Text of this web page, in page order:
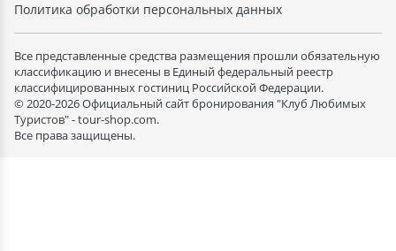
Политика обработки персональных данных
Все представленные средства размещения прошли обязательную
классификацию и внесены в Единый федеральный реестр
классифицированных гостиниц Российской Федерации.
© 2020-2026 Официальный сайт бронирования "Клуб Любимых
Туристов" - tour-shop.com.
Все права защищены.